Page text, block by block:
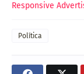
Responsive
Política